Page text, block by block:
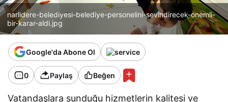
narlidere-belediyesi-belediye-personelini-sevindirecek-onemli-
bir-karar-aldi.jpg
Google'da Abone Ol
0 Paylaş Beğen
Vatandaşlara sunduğu hizmetlerin kalitesi ve